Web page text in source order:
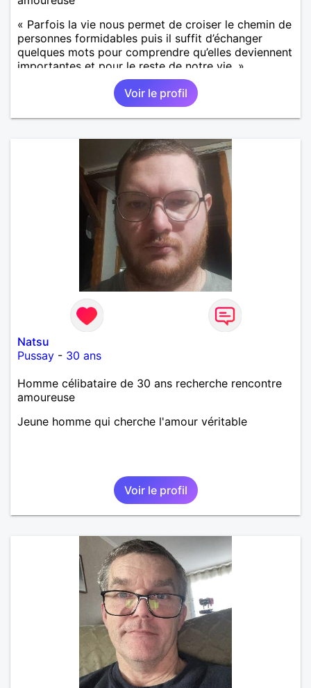
« Parfois la vie nous permet de croiser le chemin de
personnes formidables puis il suffit d’échanger
quelques mots pour comprendre qu’elles deviennent
importantes et pour le reste de notre vie. »
Voir le profil
Natsu
Pussay - 30 ans
Homme célibataire de 30 ans recherche rencontre
amoureuse
Jeune homme qui cherche l'amour véritable
Voir le profil